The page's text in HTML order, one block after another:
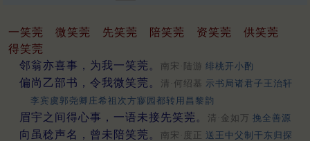
一笑莞 微笑莞 先笑莞 陪笑莞 资笑莞
供笑莞
得笑莞
邻翁亦喜事，为我一笑莞。
南宋·陆游 绯桃开小酌
偏尚乙部书，令我微笑莞。 清·何绍基 示书局诸君子王治轩
李宾虞郭尧卿庄希祖次方㝱园都转用昌黎韵
眉宇之间得心事，一语未接先笑莞。 清·金如万 挽全善源
向虽稔声名，曾未陪笑莞。 南宋·度正 送王中父制干东归探